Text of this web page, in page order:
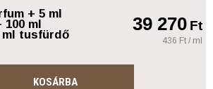
+ 5 ml
100 ml
tusfürdő
39 270Ft
436 Ft / ml
KOSÁRBA